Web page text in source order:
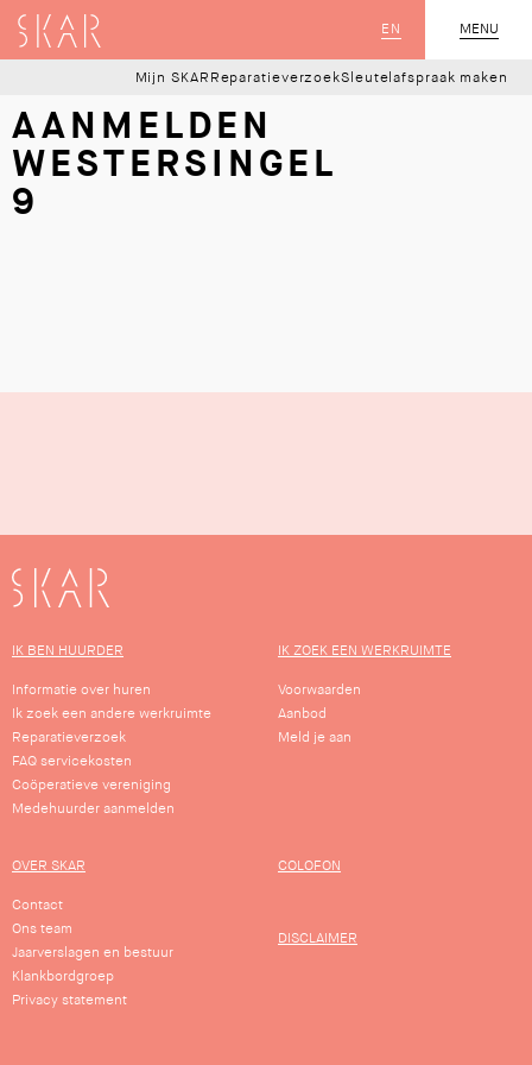
MENU
SLUIT
EN
SKAR
Mijn SKAR ReparatieverzoekSleutelafspraak maken
AANMELDEN
WESTERSINGEL
9
SKAR
IK BEN HUURDER
Informatie over huren
Ik zoek een andere werkruimte
Reparatieverzoek
FAQ servicekosten
Coöperatieve vereniging
Medehuurder aanmelden
IK ZOEK EEN WERKRUIMTE
Voorwaarden
Aanbod
Meld je aan
OVER SKAR
Contact
Ons team
Jaarverslagen en bestuur
Klankbordgroep
Privacy statement
COLOFON
DISCLAIMER